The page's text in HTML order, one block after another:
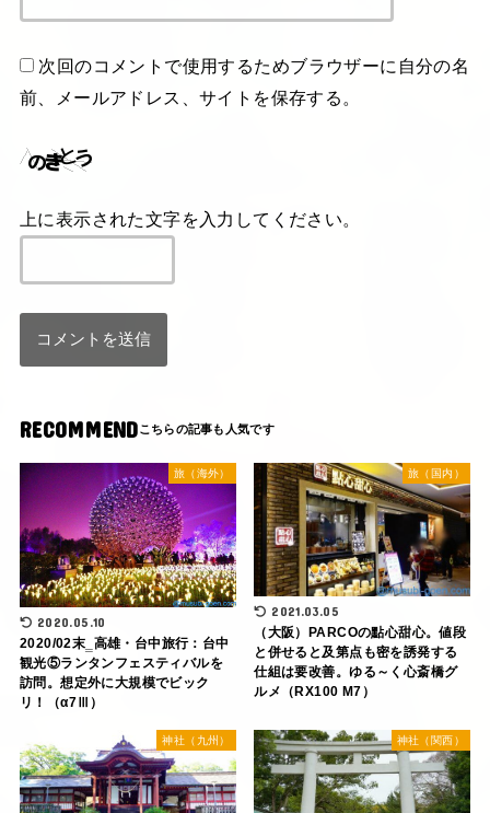
次回のコメントで使用するためブラウザーに自分の名
前、メールアドレス、サイトを保存する。
上に表示された文字を入力してください。
RECOMMEND
旅（海外）
2020.05.10
2020/02末‗高雄・台中旅行：台中
観光⑤ランタンフェスティバルを
訪問。想定外に大規模でビック
リ！（α7Ⅲ）
旅（国内）
2021.03.05
（大阪）PARCOの點心甜心。値段
と併せると及第点も密を誘発する
仕組は要改善。ゆる～く心斎橋グ
ルメ（RX100 M7）
神社（九州） 神社（関西）